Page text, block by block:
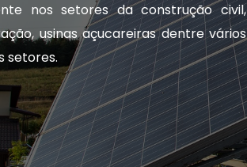
nos setores da construção civil,
usinas açucareiras dentre vários
setores.